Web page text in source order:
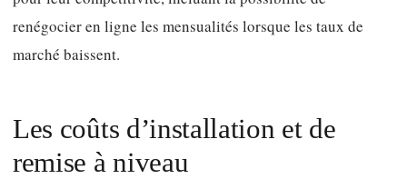
renégocier en ligne les mensualités lorsque les taux de
marché baissent.
Les coûts d’installation et de
remise à niveau